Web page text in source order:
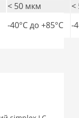
< 50 мкм
<
-40°C дo +85°C -